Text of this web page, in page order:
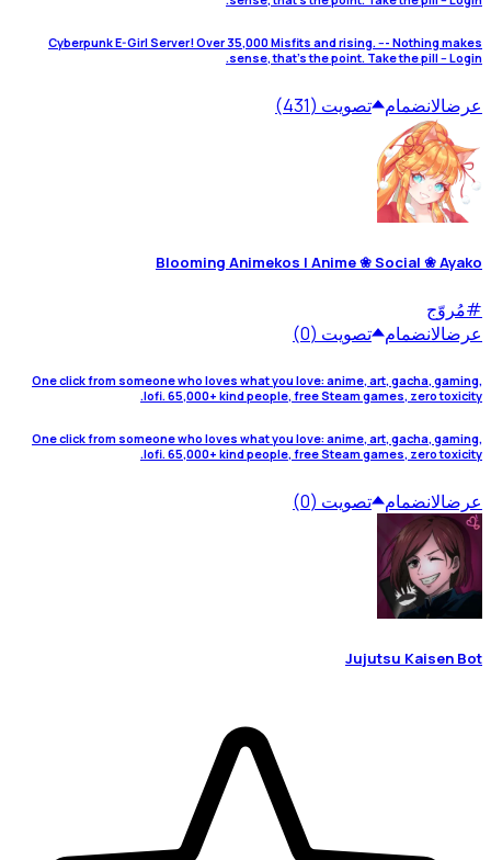
Cyberpunk E-Girl Server! Over 35,000 Misfits and rising. --- Nothing makes
sense, that's the point. Take the pill -- Login.
عرضالانضمام تصويت (431)
Blooming Animekos | Anime ❀ Social ❀ Ayako
#مُروّج
عرضالانضمام تصويت (0)
One click from someone who loves what you love: anime, art, gacha, gaming,
lofi. 65,000+ kind people, free Steam games, zero toxicity.
One click from someone who loves what you love: anime, art, gacha, gaming,
lofi. 65,000+ kind people, free Steam games, zero toxicity.
عرضالانضمام تصويت (0)
Jujutsu Kaisen Bot